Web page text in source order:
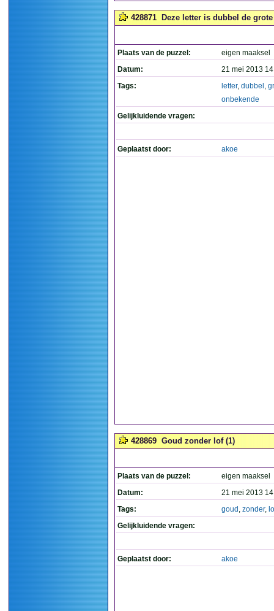
428871 Deze letter is dubbel de
Plaats van de puzzel:
eigen maaksel
Datum:
21 mei 2013
Tags:
letter, dubbel ,
onbekende
Gelijkluidende vragen:
Geplaatst door: akoe
428869 Goud zonder lof (1)
Plaats van de puzzel:
eigen maaksel
Datum:
21 mei 2013
Tags:
goud , zonder,
Gelijkluidende vragen:
Geplaatst door: akoe